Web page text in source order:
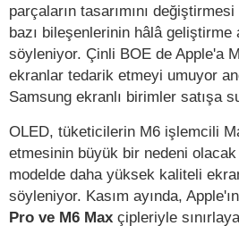
parçaların tasarımını
bazı bileşenlerinin hâlâ geliştirme
söyleniyor. Çinli BOE de Apple'a
ekranlar tedarik etmeyi umuyor
Samsung ekranlı birimler satışa
OLED, tüketicilerin M6 işlemcili
etmesinin büyük bir nedeni
modelde daha yüksek kaliteli
söyleniyor. Kasım ayında,
Pro ve M6 Max çipleriyle